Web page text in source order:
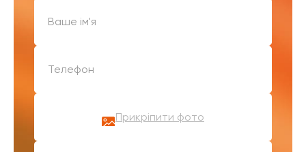
Прикріпити фото